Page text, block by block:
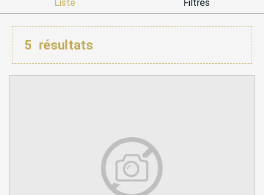
Liste Filtres
5 résultats